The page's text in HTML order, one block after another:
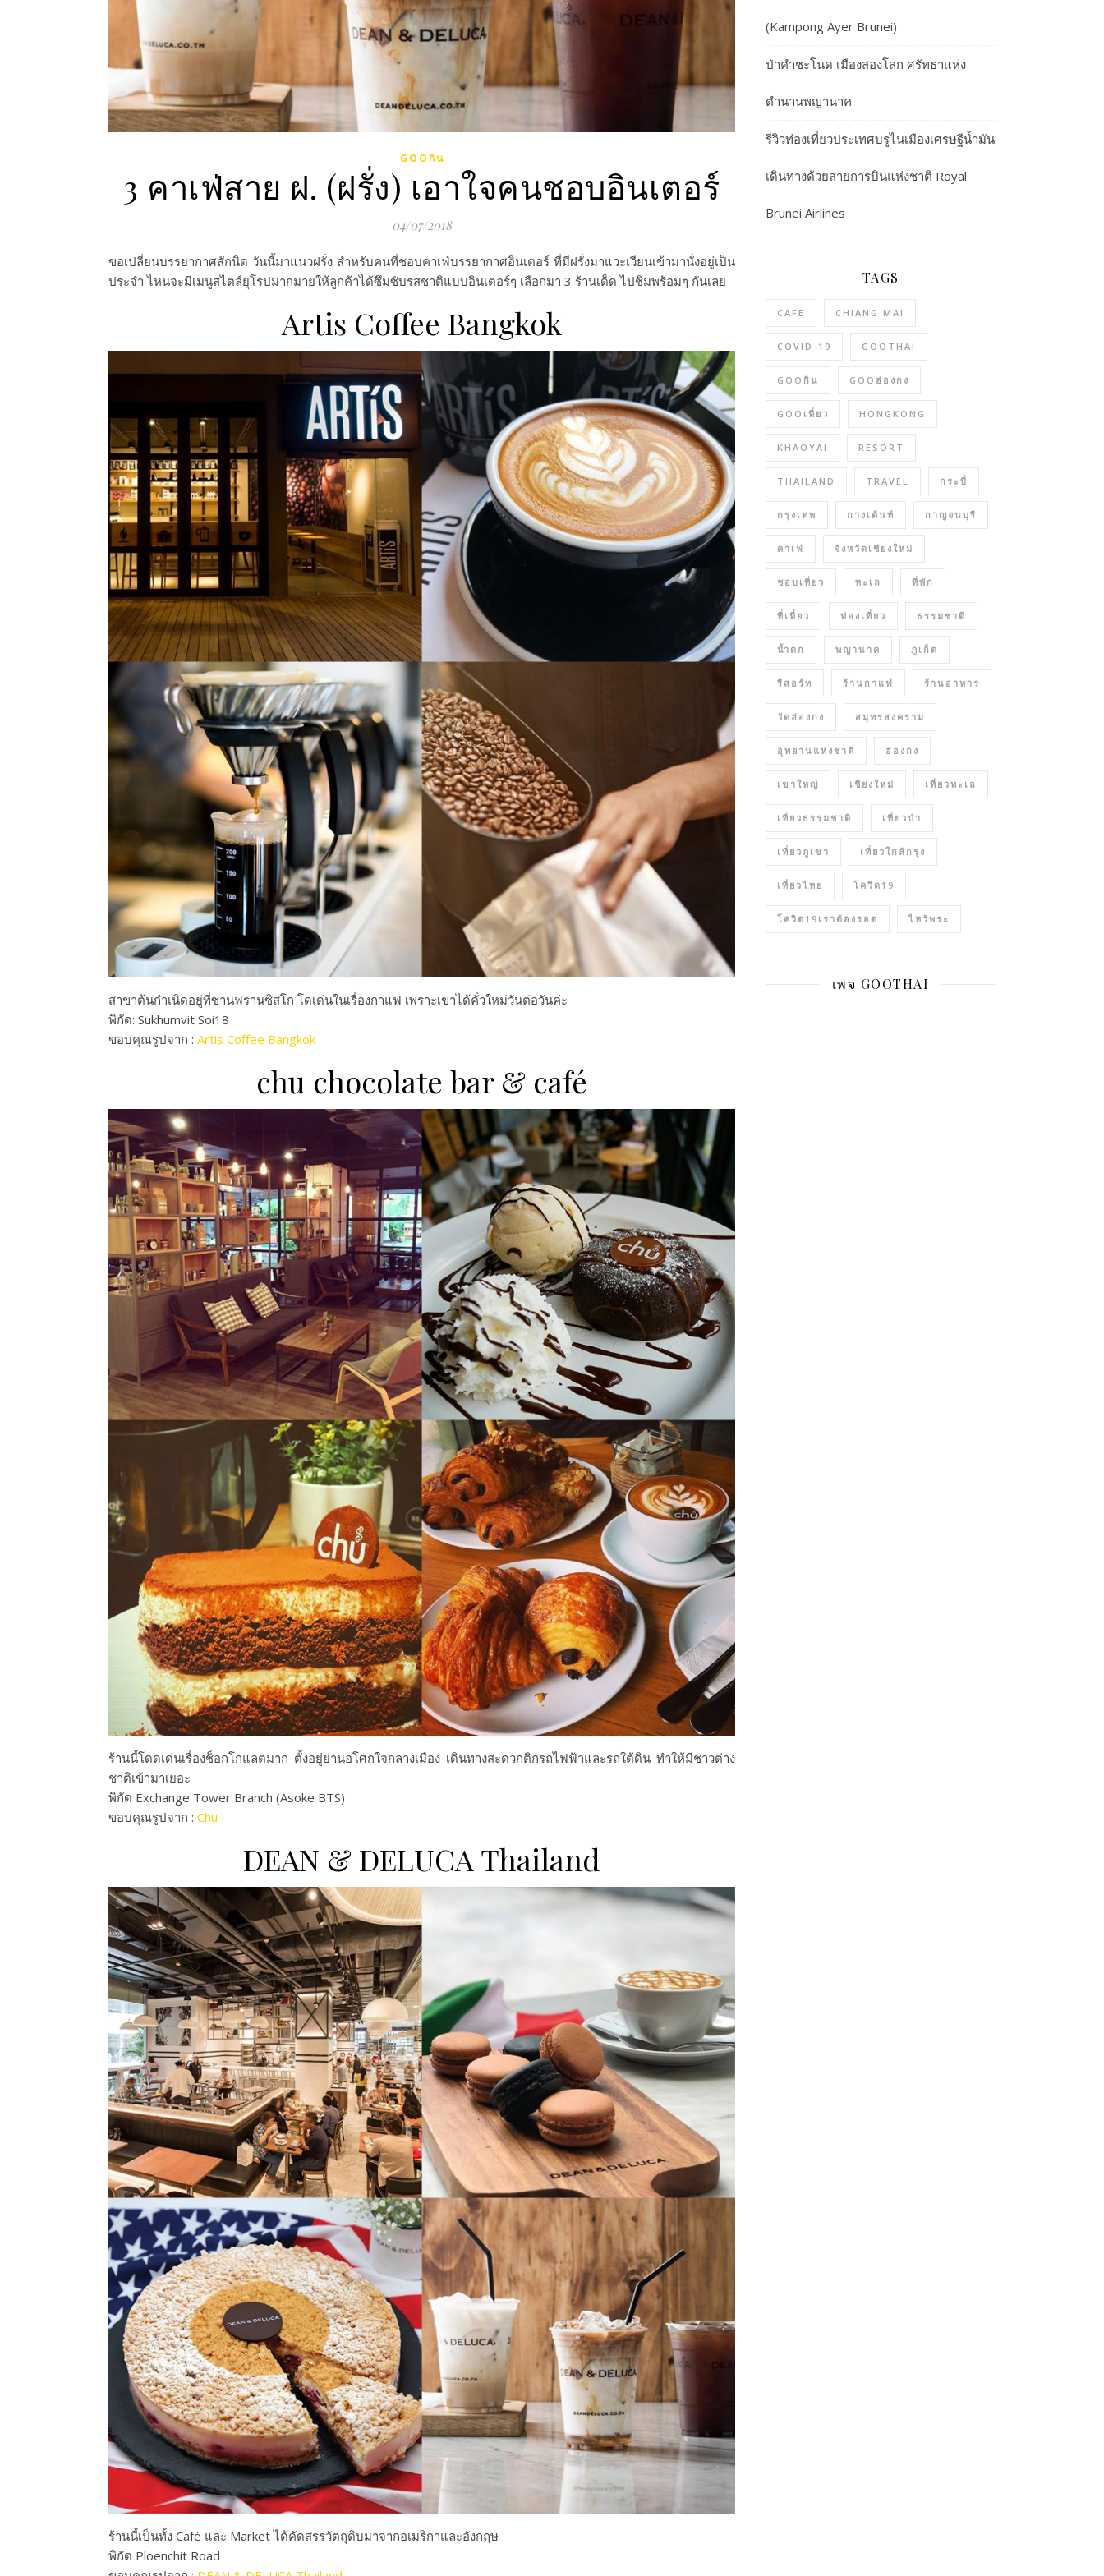
GOOกิน
3 คาเฟ่สาย ฝ. (ฝรั่ง) เอาใจคนชอบอินเตอร์
04/07/2018
ขอเปลี่ยนบรรยากาศสักนิด วันนี้มาแนวฝรั่ง สำหรับคนที่ชอบคาเฟ่บรรยากาศอินเตอร์ ที่มีฝรั่งมาแวะเวียนเข้ามานั่งอยู่เป็น
ประจำไหนจะมีเมนูสไตล์ยุโรปมากมายให้ลูกค้าได้ซึมซับรสชาติแบบอินเตอร์ๆ เลือกมา 3 ร้านเด็ด ไปชิมพร้อมๆ กันเลย
Artis Coffee Bangkok
สาขาต้นกำเนิดอยู่ที่ซานฟรานซิสโก โดเด่นในเรื่องกาแฟ เพราะเขาได้คั่วใหม่วันต่อวันค่ะ
พิกัด: Sukhumvit Soi18
ขอบคุณรูปจาก : Artis Coffee Bangkok
chu chocolate bar & café
ร้านนี้โดดเด่นเรื่องช็อกโกแลตมาก ตั้งอยู่ย่านอโศกใจกลางเมือง เดินทางสะดวกติกรถไฟฟ้าและรถใต้ดิน ทำให้มีชาวต่าง
ชาติเข้ามาเยอะ
พิกัด Exchange Tower Branch (Asoke BTS)
ขอบคุณรูปจาก : Chu
DEAN & DELUCA Thailand
ร้านนี้เป็นทั้ง Café และ Market ได้คัดสรรวัตถุดิบมาจากอเมริกาและอังกฤษ
พิกัด Ploenchit Road
(Kampong Ayer Brunei)
ป่าคำชะโนด เมืองสองโลก ศรัทธาแห่ง
ตำนานพญานาค
รีวิวท่องเที่ยวประเทศบรูไนเมืองเศรษฐีน้ำมัน
เดินทางด้วยสายการบินแห่งชาติ Royal
Brunei Airlines
TAGS
CAFE CHIANG MAI
COVID-19 GOOTHAI
GOOกิน GOOฮ่องกง
GOOเที่ยว HONGKONG
KHAOYAI RESORT
THAILAND TRAVEL กระบี่
กรุงเทพ กางเต้นท์ กาญจนบุรี
คาเฟ่ จังหวัดเชียงใหม่
ชอบเที่ยว ทะเล ที่พัก
ที่เที่ยว ท่องเที่ยว ธรรมชาติ
น้ำตก พญานาค ภูเก็ต
รีสอร์ท ร้านกาแฟ ร้านอาหาร
วัดฮ่องกง สมุทรสงคราม
อุทยานแห่งชาติ ฮ่องกง
เขาใหญ่ เชียงใหม่ เที่ยวทะเล
เที่ยวธรรมชาติ เที่ยวป่า
เที่ยวภูเขา เที่ยวใกล้กรุง
เที่ยวไทย โควิด19
โควิด19เราต้องรอด ไหว้พระ
เพจ GOOTHAI